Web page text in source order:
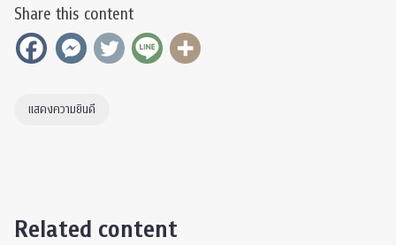
Share this content
แสดงความยินดี
Related content